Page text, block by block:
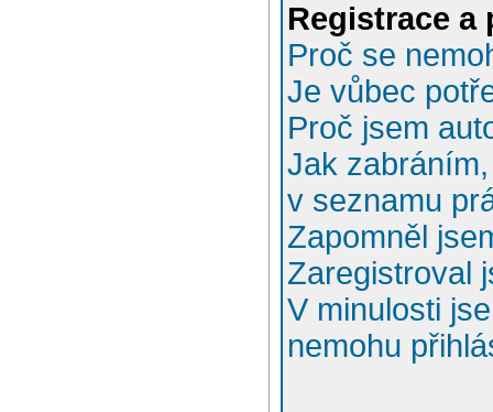
Registrace a
Proč se
Je vůbec
Proč jsem
Jak
v seznamu
Zapomněl
Zaregistroval
V minulosti
nemohu